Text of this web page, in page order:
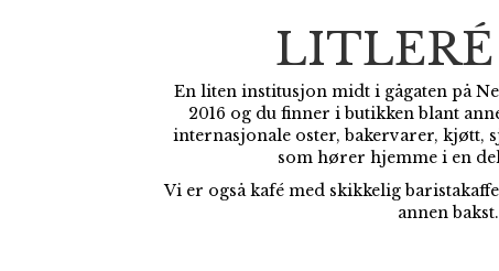
En liten institusjon midt i gågaten på
2016 og du finner i butikken blant
internasjonale oster, bakervarer, kjøtt,
som hører hjemme i en
Vi er også kafé med skikkelig
annen bakst.